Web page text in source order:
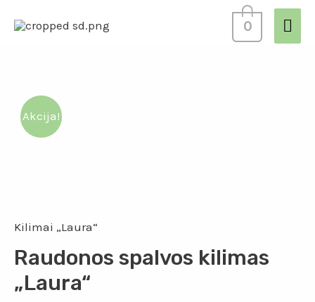
0
Akcija!
Kilimai „Laura“
Raudonos spalvos kilimas
„Laura“